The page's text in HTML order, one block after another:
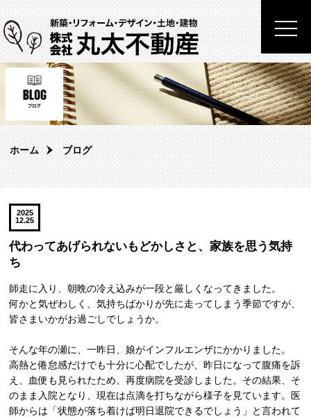
ホーム ブログ
2025
12.25
代わってあげられないもどかしさと、家族を思う気持
ち
師走に入り、朝晩の冷え込みが一段と厳しくなってきました。
何かと気ぜわしく、気持ちばかりが先に走ってしまう季節ですが、
皆さまいかがお過ごしでしょうか。
そんな年の瀬に、一昨日、娘がインフルエンザにかかりました。
高熱と倦怠感だけでも十分に心配でしたが、昨日になって腹痛を訴
え、血便も見られたため、再度病院を受診しました。その結果、そ
のまま入院となり、現在は点滴を打ちながら様子を見ています。医
師からは「状態が落ち着けば明日退院できるでしょう」と言われて